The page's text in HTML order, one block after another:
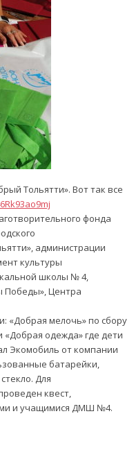
Тольятти». Вот так все
фонда
администрации
культуры
школы № 4,
Победы», Центра
«Добрая мелочь» по сбору
одежда» где дети
Экомобиль от компании
батарейки,
Для
квест,
и учащимися ДМШ №4.